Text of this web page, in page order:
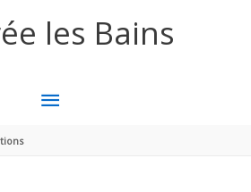
les Bains
MENU